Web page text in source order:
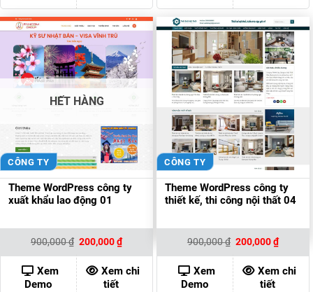
HẾT HÀNG
CÔNG TY
Theme WordPress công ty
xuất khẩu lao động 01
900,000₫ Giá
là:
900,000 ₫.
200,000₫Giá
hiện
tại
là:
200,000 ₫.
Xem
Demo
Xem chi
tiết
CÔNG TY
Theme WordPress công ty
thiết kế, thi công nội thất 04
900,000₫ Giá
là:
900,000 ₫.
200,000₫Giá
hiện
tại
là:
Xem
Demo
Xem chi
tiết